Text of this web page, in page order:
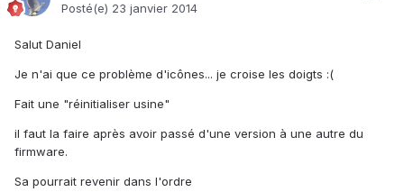
Posté(e) 23 janvier 2014
Salut Daniel
Je n'ai que ce problème d'icônes... je croise les doigts :(
Fait une "réinitialiser usine"
il faut la faire après avoir passé d'une version à une autre du
firmware.
Sa pourrait revenir dans l'ordre